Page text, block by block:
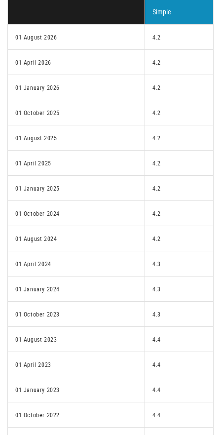
Simple
01 August 2026 4.2
01 April 2026 4.2
01 January 2026 4.2
01 October 2025 4.2
01 August 2025 4.2
01 April 2025 4.2
01 January 2025 4.2
01 October 2024 4.2
01 August 2024 4.2
01 April 2024 4.3
01 January 2024 4.3
01 October 2023 4.3
01 August 2023 4.4
01 April 2023 4.4
01 January 2023 4.4
01 October 2022 4.4